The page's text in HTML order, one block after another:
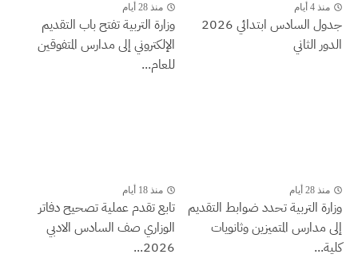
منذ 4 أيام
جدول السادس ابتدائي 2026
الدور الثاني
منذ 28 أيام
وزارة التربية تفتح باب التقديم
الإلكتروني إلى مدارس المتفوقين
للعام...
منذ 28 أيام
وزارة التربية تحدد ضوابط التقديم
إلى مدارس المتميزين وثانويات
كلية...
منذ 18 أيام
تابع تقدم عملية تصحيح دفاتر
الوزاري صف السادس الادبي
2026...